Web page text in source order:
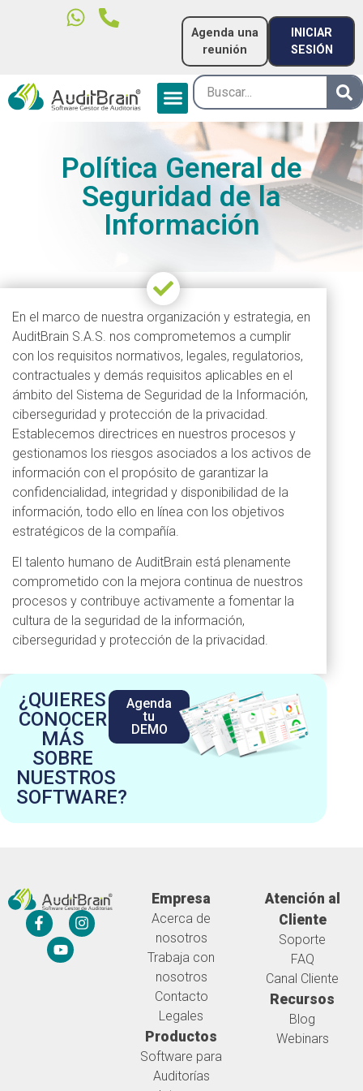
Agenda una
reunión
INICIAR
SESIÓN
Política General de
Seguridad de la
Información
En el marco de nuestra organización y estrategia, en
AuditBrain S.A.S. nos comprometemos a cumplir
con los requisitos normativos, legales, regulatorios,
contractuales y demás requisitos aplicables en el
ámbito del Sistema de Seguridad de la Información,
ciberseguridad y protección de la privacidad.
Establecemos directrices en nuestros procesos y
gestionamos los riesgos asociados a los activos de
información con el propósito de garantizar la
confidencialidad, integridad y disponibilidad de la
información, todo ello en línea con los objetivos
estratégicos de la compañía.
El talento humano de AuditBrain está plenamente
comprometido con la mejora continua de nuestros
procesos y contribuye activamente a fomentar la
cultura de la seguridad de la información,
ciberseguridad y protección de la privacidad.
¿QUIERES
CONOCER
MÁS
SOBRE
NUESTROS
SOFTWARE?
Agenda
tu
DEMO
Empresa
Acerca de
nosotros
Trabaja con
nosotros
Contacto
Legales
Productos
Software para
Auditorías
Atención al
Cliente
Soporte
FAQ
Canal Cliente
Recursos
Blog
Webinars